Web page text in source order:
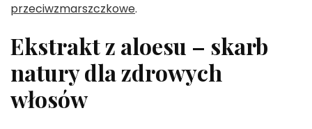
przeciwzmarszczkowe.
Ekstrakt z aloesu – skarb
natury dla zdrowych
włosów